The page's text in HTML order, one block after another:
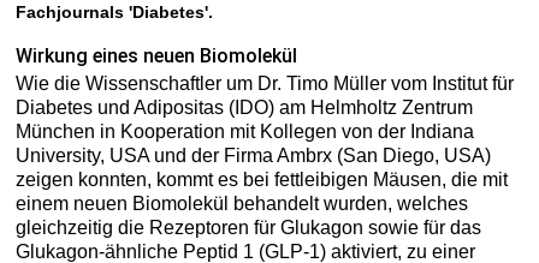
Fachjournals 'Diabetes'.
Wirkung eines neuen Biomolekül
Wie die Wissenschaftler um Dr. Timo Müller vom Institut für
Diabetes und Adipositas (IDO) am Helmholtz Zentrum
München in Kooperation mit Kollegen von der Indiana
University, USA und der Firma Ambrx (San Diego, USA)
zeigen konnten, kommt es bei fettleibigen Mäusen, die mit
einem neuen Biomolekül behandelt wurden, welches
gleichzeitig die Rezeptoren für Glukagon sowie für das
Glukagon-ähnliche Peptid 1 (GLP-1) aktiviert, zu einer